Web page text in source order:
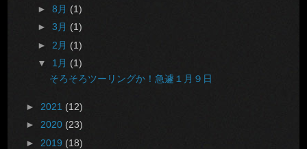
► 8月 (1)
► 3月 (1)
► 2月 (1)
▼ 1月 (1)
そろそろツーリングか！急遽１月９日
► 2021 (12)
► 2020 (23)
► 2019 (18)